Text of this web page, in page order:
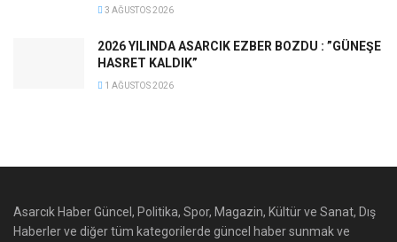
3 AĞUSTOS 2026
2026 YILINDA ASARCIK EZBER BOZDU : ”GÜNEŞE
HASRET KALDIK”
1 AĞUSTOS 2026
Asarcık Haber Güncel, Politika, Spor, Magazin, Kültür ve Sanat, Dış
Haberler ve diğer tüm kategorilerde güncel haber sunmak ve